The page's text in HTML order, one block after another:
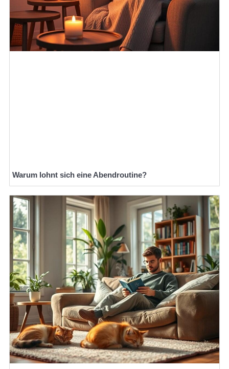
Warum lohnt sich eine Abendroutine?